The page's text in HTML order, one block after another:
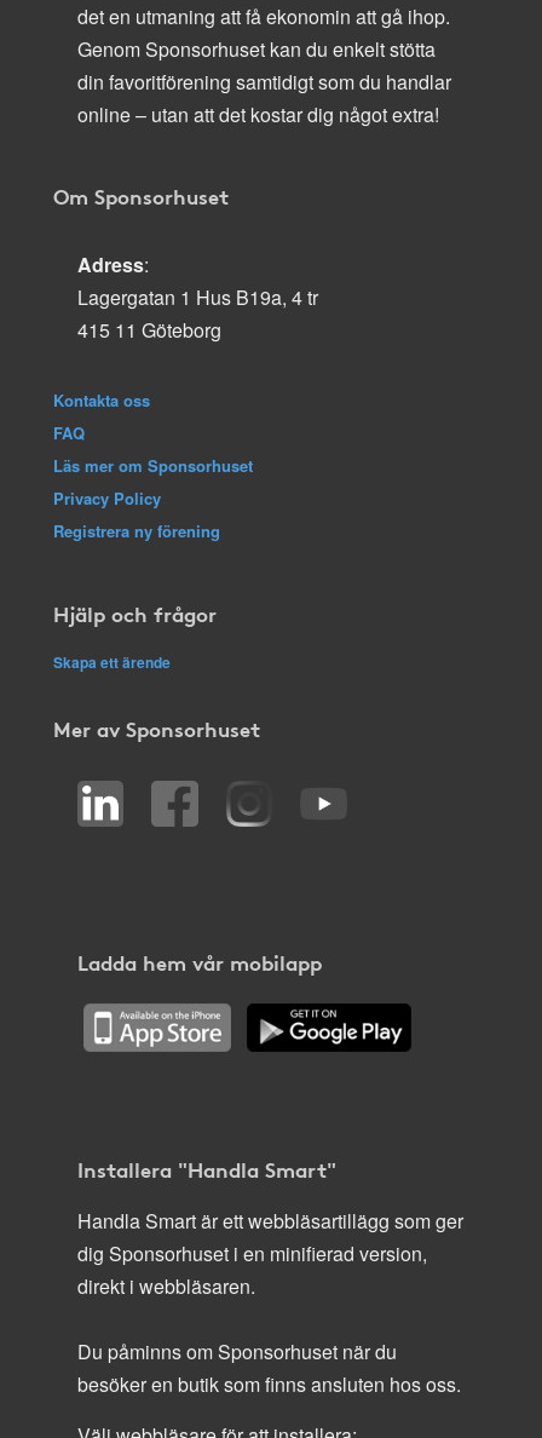
det en utmaning att få ekonomin att gå ihop.
Genom Sponsorhuset kan du enkelt stötta
din favoritförening samtidigt som du handlar
online – utan att det kostar dig något extra!
Om Sponsorhuset
Adress:
Lagergatan 1 Hus B19a, 4 tr
415 11 Göteborg
Kontakta oss
FAQ
Läs mer om Sponsorhuset
Privacy Policy
Registrera ny förening
Hjälp och frågor
Skapa ett ärende
Mer av Sponsorhuset
Ladda hem vår mobilapp
Installera "Handla Smart"
Handla Smart är ett webbläsartillägg som ger
dig Sponsorhuset i en minifierad version,
direkt i webbläsaren.
Du påminns om Sponsorhuset när du
besöker en butik som finns ansluten hos oss.